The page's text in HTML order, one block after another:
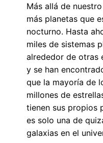
Más allá de
más planetas que
nocturno. Hasta
miles de sistemas
alrededor de otras
y se han
que la mayoría de
millones de
tienen sus propios
es solo una de
galaxias en el